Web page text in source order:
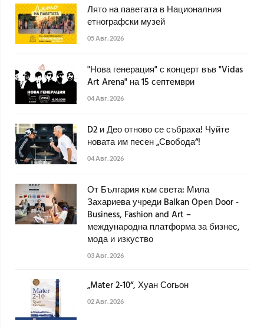
Лято на паветата в Националния
етнографски музей
05 Авг. 2026
"Нова генерация" с концерт във "Vidas
Art Arena" на 15 септември
04 Авг. 2026
D2 и Део отново се събраха! Чуйте
новата им песен „Свобода“!
04 Авг. 2026
От България към света: Мила
Захариева учреди Balkan Open Door -
Business, Fashion and Art –
международна платформа за бизнес,
мода и изкуство
03 Авг. 2026
„Mater 2-10“, Хуан Согьон
02 Авг. 2026